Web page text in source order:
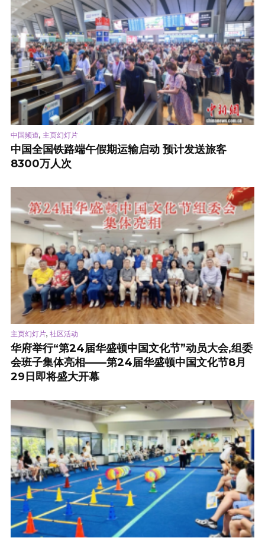
中国频道, 主页幻灯片
中国全国铁路端午假期运输启动 预计发送旅客
8300万人次
主页幻灯片, 社区活动
华府举行“第24届华盛顿中国文化节”动员大会,组委
会班子集体亮相——第24届华盛顿中国文化节8月
29日即将盛大开幕